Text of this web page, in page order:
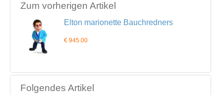
Zum vorherigen Artikel
Elton marionette Bauchredners
€ 945.00
Folgendes Artikel